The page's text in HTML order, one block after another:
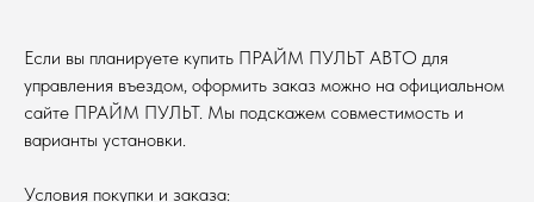
Если вы планируете купить ПРАЙМ ПУЛЬТ АВТО для
управления въездом, оформить заказ можно на официальном
сайте ПРАЙМ ПУЛЬТ. Мы подскажем совместимость и
варианты установки.
Условия покупки и заказа: